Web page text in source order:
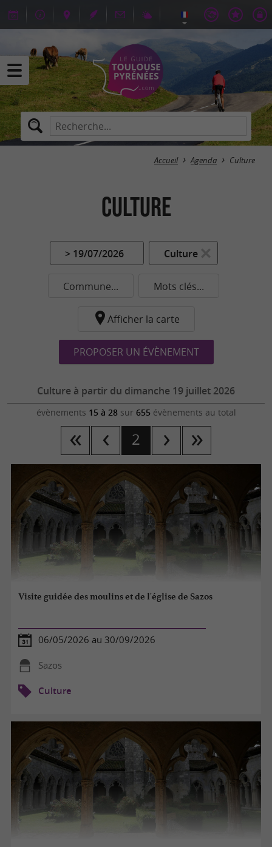
Accueil Agenda Culture
Culture
> 19/07/2026 Culture
Commune... Mots clés...
Afficher la carte
PROPOSER UN ÉVÈNEMENT
Culture à partir du dimanche 19 juillet 2026
évènements 15 à 28sur 655 évènements au total
2
Visite guidée des moulins et de l'église de Sazos
06/05/2026 au 30/09/2026
Sazos
Culture